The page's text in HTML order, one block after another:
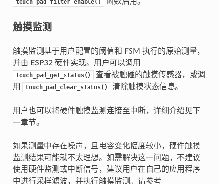
touch_pad_filter_enable()
触摸监测
触摸监测基于用户配置的阈值和 FSM 执行的原始测量，
并由 ESP32 硬件实现。用户可以调用
touch_pad_get_status()
查看被触碰的触摸传感器，或调
用
touch_pad_clear_status() 清除触摸状态信息。
用户也可以将硬件触摸监测连接至中断，详细介绍见下
一章节。
如果测量中存在噪声，且电容变化幅度较小，硬件触摸
监测结果可能就不太理想。如需解决这一问题，不建议
使用硬件监测或中断信号，建议用户在自己的应用程序
中进行采样滤波，并执行触摸监测。请参考